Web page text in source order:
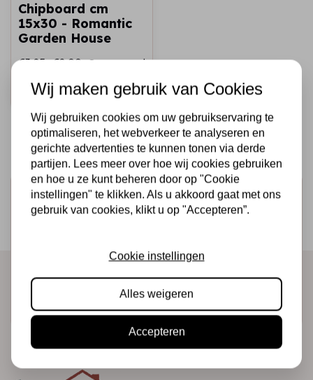
Chipboard cm
15x30 - Romantic
Garden House
€3,25 €2,00 Op voorraad
Snel toevoegen
Schrijf je in voor de nieuwsbrief
Ontvang als eerste onze actie en nieuwe producten
Wij maken gebruik van Cookies
Wij gebruiken cookies om uw gebruikservaring te
optimaliseren, het webverkeer te analyseren en
gerichte advertenties te kunnen tonen via derde
partijen. Lees meer over hoe wij cookies gebruiken
en hoe u ze kunt beheren door op "Cookie
instellingen" te klikken. Als u akkoord gaat met ons
gebruik van cookies, klikt u op "Accepteren”.
Cookie instellingen
Alles weigeren
Accepteren